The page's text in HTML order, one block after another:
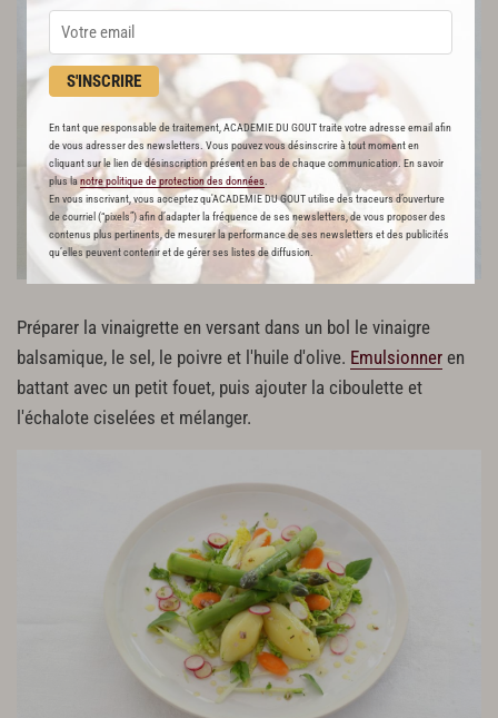
S'INSCRIRE
En tant que responsable de traitement, ACADEMIE DU GOUT traite votre adresse email afin
de vous adresser des newsletters. Vous pouvez vous désinscrire à tout moment en
cliquant sur le lien de désinscription présent en bas de chaque communication. En savoir
plus lanotre politique de protection des données
En vous inscrivant, vous acceptez qu'ACADEMIE DU GOUT utilise des traceurs d’ouverture
de courriel (“pixels”) afin d’adapter la fréquence de ses newsletters, de vous proposer des
contenus plus pertinents, de mesurer la performance de ses newsletters et des publicités
qu’elles peuvent contenir et de gérer ses listes de diffusion.
Préparer la vinaigrette en versant dans un bol le vinaigre
balsamique, le sel, le poivre et l'huile d'olive. Emulsionner en
battant avec un petit fouet, puis ajouter la ciboulette et
l'échalote ciselées et mélanger.